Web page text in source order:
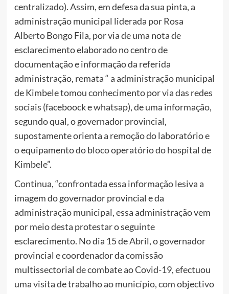
centralizado). Assim, em defesa da sua pinta, a
administração municipal liderada por Rosa
Alberto Bongo Fila, por via de uma nota de
esclarecimento elaborado no centro de
documentação e informação da referida
administração, remata “ a administração municipal
de Kimbele tomou conhecimento por via das redes
sociais (faceboock e whatsap), de uma informação,
segundo qual, o governador provincial,
supostamente orienta a remoção do laboratório e
o equipamento do bloco operatório do hospital de
Kimbele”.
Continua, “confrontada essa informação lesiva a
imagem do governador provincial e da
administração municipal, essa administração vem
por meio desta protestar o seguinte
esclarecimento. No dia 15 de Abril, o governador
provincial e coordenador da comissão
multissectorial de combate ao Covid-19, efectuou
uma visita de trabalho ao município, com objectivo